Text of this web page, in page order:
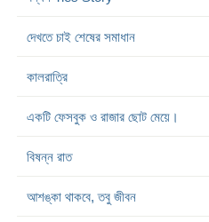
দেখতে চাই শেষের সমাধান
কালরাত্রি
একটি ফেসবুক ও রাজার ছোট মেয়ে।
বিষন্ন রাত
আশঙ্কা থাকবে, তবু জীবন